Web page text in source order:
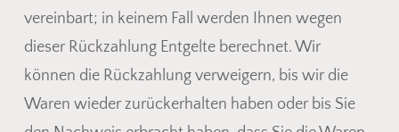
vereinbart; in keinem Fall werden Ihnen wegen
dieser Rückzahlung Entgelte berechnet. Wir
können die Rückzahlung verweigern, bis wir die
Waren wieder zurückerhalten haben oder bis Sie